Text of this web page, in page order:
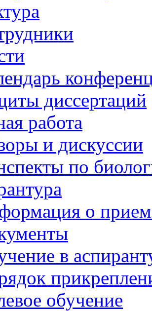
диссертаций
работа
и дискуссии
по
о
в
обучение